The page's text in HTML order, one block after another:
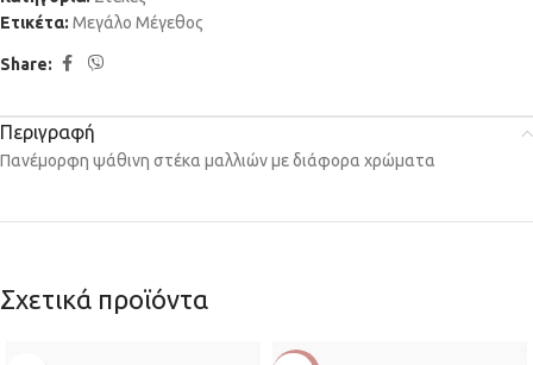
Ετικέτα: Μεγάλο Μέγεθος
Share:
Περιγραφή
Πανέμορφη ψάθινη στέκα μαλλιών με διάφορα χρώματα
Σχετικά προϊόντα